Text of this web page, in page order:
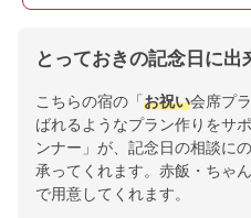
とっておきの記念日に出
こちらの宿の「 お祝い会席プ
ばれるようなプラン作りをサ
ンナー」が、記念日の相談に
承ってくれます。赤飯・ちゃ
で用意してくれます。